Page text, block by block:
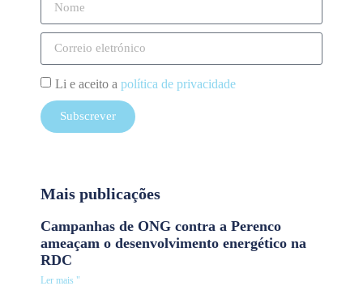
Li e aceito a política de privacidade
Subscrever
Mais publicações
Campanhas de ONG contra a Perenco
ameaçam o desenvolvimento energético na
RDC
Ler mais "